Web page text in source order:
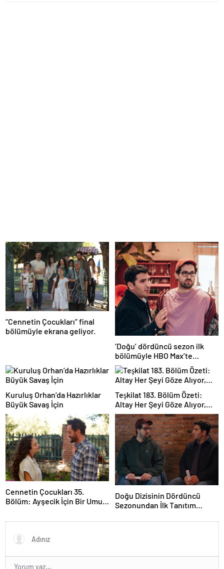
“Cennetin Çocukları” final
bölümüyle ekrana geliyor.
‘Doğu’ dördüncü sezon ilk
bölümüyle HBO Max’te
yayında!
Kuruluş Orhan’da Hazırlıklar
Büyük Savaş İçin
Teşkilat 183. Bölüm Özeti:
Altay Her Şeyi Göze Alıyor,
Davut Son Kozunu Oynuyor
Cennetin Çocukları 35.
Bölüm: Ayşecik İçin Bir Umut
Doğu Dizisinin Dördüncü
Sezonundan İlk Tanıtım